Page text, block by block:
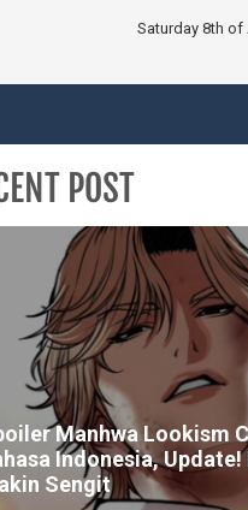
Saturday 8th of
POST
Manhwa Lookism
Indonesia,
Sengit